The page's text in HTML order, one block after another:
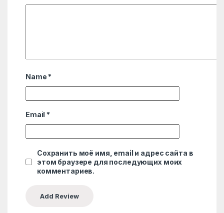
Name *
Email *
Сохранить моё имя, email и адрес сайта в
этом браузере для последующих моих
комментариев.